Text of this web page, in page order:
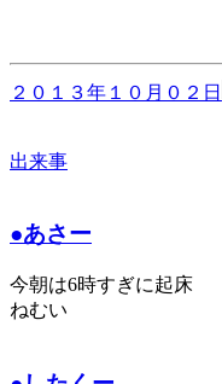
２０１３年１０月０２日
出来事
●あさー
今朝は6時すぎに起床
ねむい